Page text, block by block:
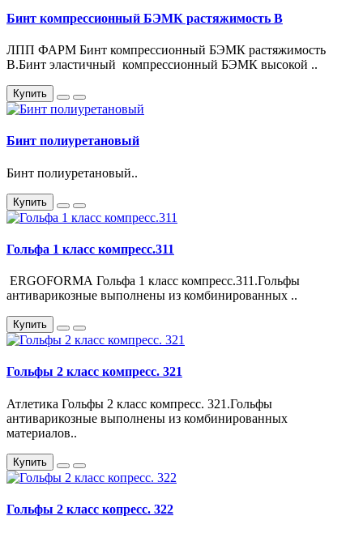
Бинт компрессионный БЭМК растяжимость В
ЛПП ФАРМ Бинт компрессионный БЭМК растяжимость
В.Бинт эластичный компрессионный БЭМК высокой ..
Купить
Бинт полиуретановый
Бинт полиуретановый..
Купить
Гольфа 1 класс компресс.311
ERGOFORMA Гольфа 1 класс компресс.311.Гольфы
антиварикозные выполнены из комбинированных ..
Купить
Гольфы 2 класс компресс. 321
Атлетика Гольфы 2 класс компресс. 321.Гольфы
антиварикозные выполнены из комбинированных
материалов..
Купить
Гольфы 2 класс копресс. 322